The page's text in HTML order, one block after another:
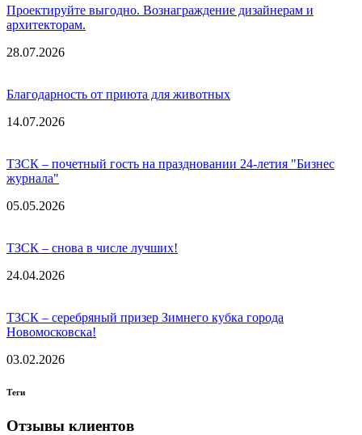
Проектируйте выгодно. Вознаграждение дизайнерам и
архитекторам.
28.07.2026
Благодарность от приюта для животных
14.07.2026
ТЗСК – почетный гость на праздновании 24-летия "Бизнес
журнала"
05.05.2026
ТЗСК – снова в числе лучших!
24.04.2026
ТЗСК – серебряный призер Зимнего кубка города
Новомосковска!
03.02.2026
Теги
Отзывы клиентов